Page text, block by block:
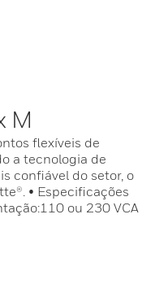
M
flexíveis de
a tecnologia de
confiável do setor, o
• Especificações
ou 230 VCA